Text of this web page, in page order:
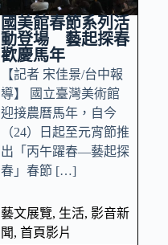
國美館春節系列活
動登場 藝起探春
歡慶馬年
【記者 宋佳景/台中報
導】 國立臺灣美術館
迎接農曆馬年，自今
（24）日起至元宵節推
出「丙午躍春—藝起探
春」春節 […]
藝文展覽, 生活, 影音新
聞, 首頁影片